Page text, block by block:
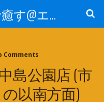
エステサロンで癒す@エステ～全国エステ情報
Comments
島公園店 (市
以南方面)